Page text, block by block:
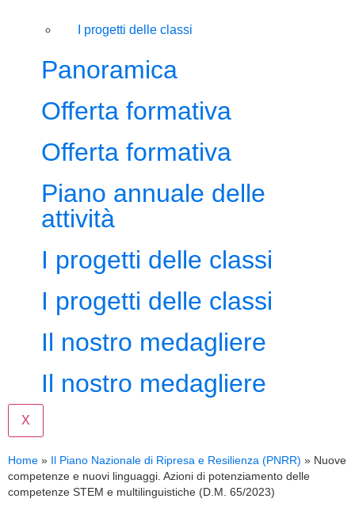
I progetti delle classi
Panoramica
Offerta formativa
Offerta formativa
Piano annuale delle
attività
I progetti delle classi
I progetti delle classi
Il nostro medagliere
Il nostro medagliere
X
Home » Il Piano Nazionale di Ripresa e Resilienza (PNRR) » Nuove
competenze e nuovi linguaggi. Azioni di potenziamento delle
competenze STEM e multilinguistiche (D.M. 65/2023)